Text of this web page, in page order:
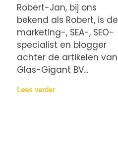
Robert-Jan, bij ons
bekend als Robert, is de
marketing-, SEA-, SEO-
specialist en blogger
achter de artikelen van
Glas-Gigant BV...
Lees verder